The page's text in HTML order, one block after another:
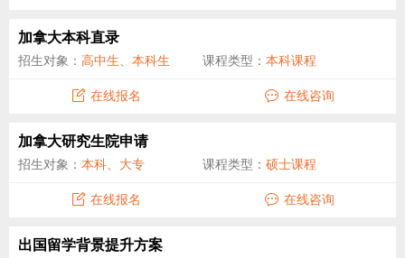
加拿大本科直录
招生对象： 高中生、本科生 课程类型： 本科课程
在线报名 在线咨询
加拿大研究生院申请
招生对象： 本科、大专 课程类型： 硕士课程
在线报名 在线咨询
出国留学背景提升方案